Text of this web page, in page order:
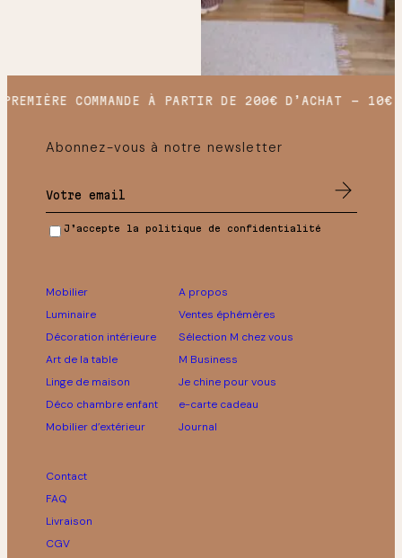
COMMANDE À PARTIR DE 200€ D’ACHAT 10€
Abonnez-vous à notre newsletter
J’accepte la politique de confidentialité
Mobilier
Luminaire
Décoration intérieure
Art de la table
Linge de maison
Déco chambre enfant
Mobilier d’extérieur
A propos
Ventes éphémères
Sélection M chez vous
M Business
Je chine pour vous
e-carte cadeau
Journal
Contact
FAQ
Livraison
CGV